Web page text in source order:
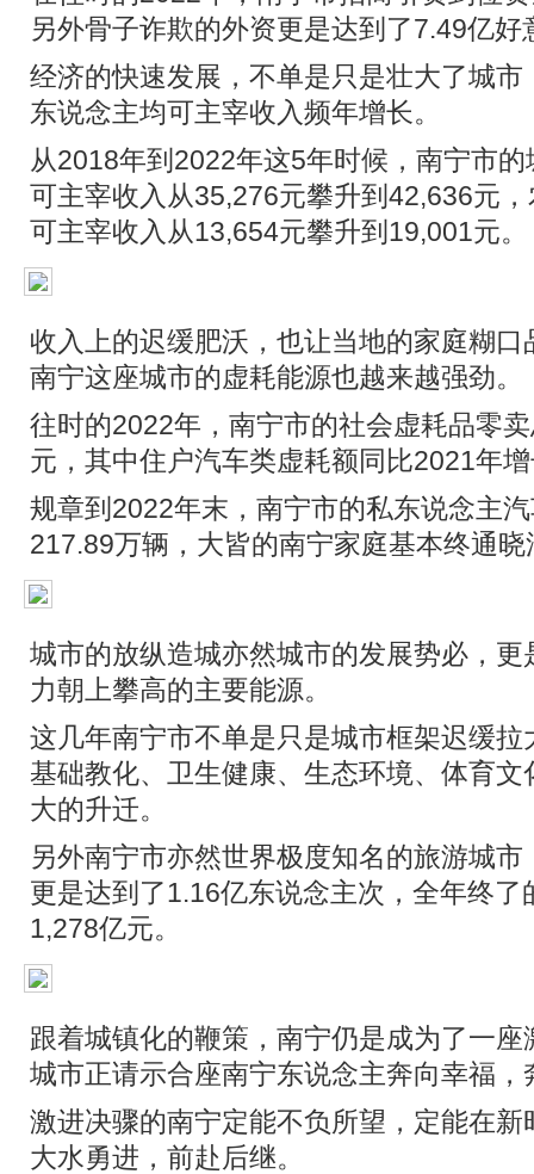
另外骨子诈欺的外资更是达到了7.49亿好
经济的快速发展，不单是只是壮大了城
东说念主均可主宰收入频年增长。
从2018年到2022年这5年时候，南宁市
可主宰收入从35,276元攀升到42,636元
可主宰收入从13,654元攀升到19,001元。
收入上的迟缓肥沃，也让当地的家庭糊
南宁这座城市的虚耗能源也越来越强劲。
往时的2022年，南宁市的社会虚耗品零
元，其中住户汽车类虚耗额同比2021年
规章到2022年末，南宁市的私东说念主
217.89万辆，大皆的南宁家庭基本终通晓
城市的放纵造城亦然城市的发展势必，
力朝上攀高的主要能源。
这几年南宁市不单是只是城市框架迟缓
基础教化、卫生健康、生态环境、体育
大的升迁。
另外南宁市亦然世界极度知名的旅游城
更是达到了1.16亿东说念主次，全年终了
1,278亿元。
跟着城镇化的鞭策，南宁仍是成为了一
城市正请示合座南宁东说念主奔向幸福
激进决骤的南宁定能不负所望，定能在
大水勇进，前赴后继。